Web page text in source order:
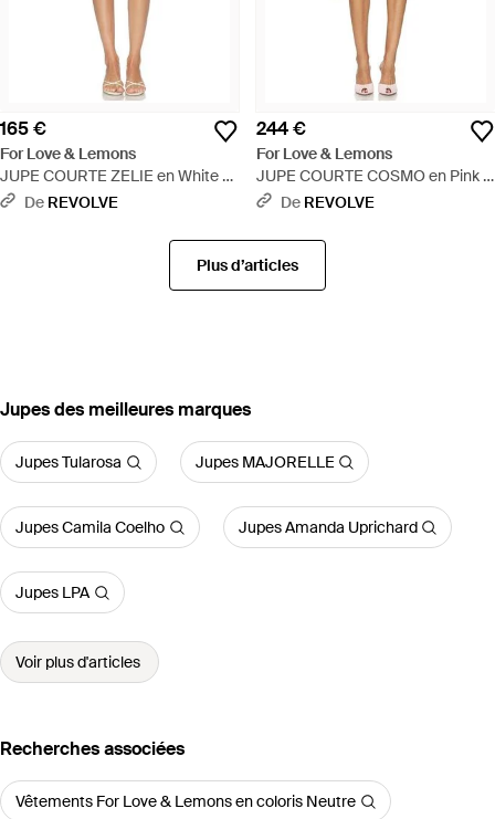
165 €
For Love & Lemons
JUPE COURTE ZELIE en White -
Blanc
De REVOLVE
244 €
For Love & Lemons
JUPE COURTE COSMO en Pink -
Blanc
De REVOLVE
Plus d’articles
‪Jupes‬ des meilleures marques
Jupes Tularosa Jupes MAJORELLE
Jupes Camila Coelho Jupes Amanda Uprichard
Jupes LPA
Voir plus d'articles
Recherches associées
Vêtements For Love & Lemons en coloris Neutre